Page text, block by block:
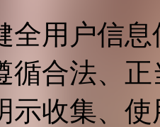
全用户信
循合法、
示收集、